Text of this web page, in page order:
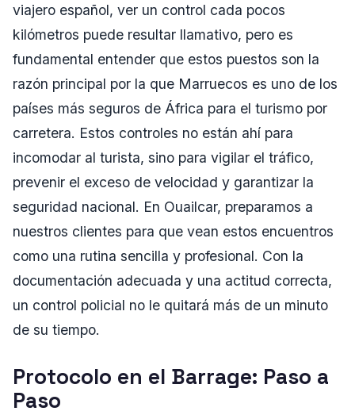
viajero español, ver un control cada pocos
kilómetros puede resultar llamativo, pero es
fundamental entender que estos puestos son la
razón principal por la que Marruecos es uno de los
países más seguros de África para el turismo por
carretera. Estos controles no están ahí para
incomodar al turista, sino para vigilar el tráfico,
prevenir el exceso de velocidad y garantizar la
seguridad nacional. En Ouailcar, preparamos a
nuestros clientes para que vean estos encuentros
como una rutina sencilla y profesional. Con la
documentación adecuada y una actitud correcta,
un control policial no le quitará más de un minuto
de su tiempo.
Protocolo en el Barrage: Paso a
Paso